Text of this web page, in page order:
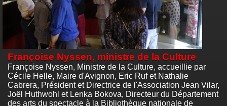
Françoise Nyssen, ministre de la Culture
Françoise Nyssen, Ministre de la Culture, accueillie par
Cécile Helle, Maire d'Avignon, Eric Ruf et Nathalie
Cabrera, Président et Directrice de l'Association Jean Vilar,
Joël Huthwohl et Lenka Bokova, Directeur du Département
des arts du spectacle à la Bibliothèque nationale de